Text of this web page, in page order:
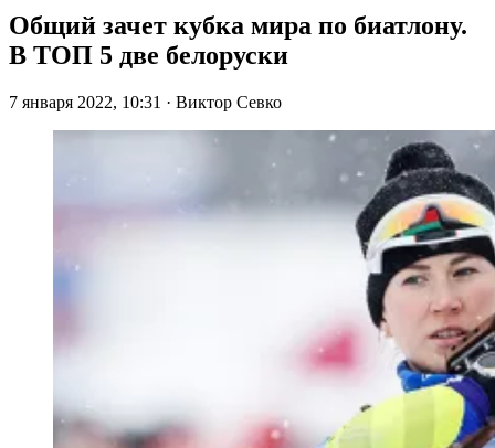
Общий зачет кубка мира по биатлону.
В ТОП 5 две белоруски
7 января 2022, 10:31 · Виктор Севко